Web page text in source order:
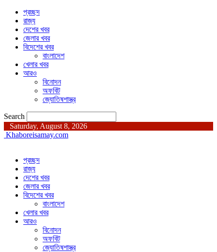
প্রচ্ছদ
রাজ্য
দেশের খবর
জেলার খবর
বিদেশের খবর
বাংলাদেশ
খেলার খবর
আরও
বিনোদন
অফবিট
জ্যোতিষশাস্ত্র
Search
Saturday, August 8, 2026
Khaboreisamay.com
প্রচ্ছদ
রাজ্য
দেশের খবর
জেলার খবর
বিদেশের খবর
বাংলাদেশ
খেলার খবর
আরও
বিনোদন
অফবিট
জ্যোতিষশাস্ত্র